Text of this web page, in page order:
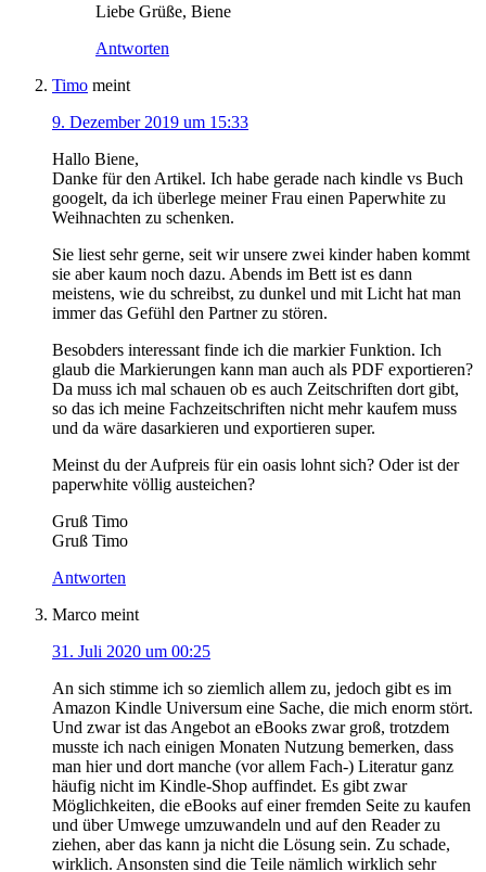
Liebe Grüße, Biene
Antworten
Timo meint
9. Dezember 2019 um 15:33
Hallo Biene,
Danke für den Artikel. Ich habe gerade nach kindle vs Buch
googelt, da ich überlege meiner Frau einen Paperwhite zu
Weihnachten zu schenken.
Sie liest sehr gerne, seit wir unsere zwei kinder haben kommt
sie aber kaum noch dazu. Abends im Bett ist es dann
meistens, wie du schreibst, zu dunkel und mit Licht hat man
immer das Gefühl den Partner zu stören.
Besobders interessant finde ich die markier Funktion. Ich
glaub die Markierungen kann man auch als PDF exportieren?
Da muss ich mal schauen ob es auch Zeitschriften dort gibt,
so das ich meine Fachzeitschriften nicht mehr kaufem muss
und da wäre dasarkieren und exportieren super.
Meinst du der Aufpreis für ein oasis lohnt sich? Oder ist der
paperwhite völlig austeichen?
Gruß Timo
Gruß Timo
Antworten
Marco meint
31. Juli 2020 um 00:25
An sich stimme ich so ziemlich allem zu, jedoch gibt es im
Amazon Kindle Universum eine Sache, die mich enorm stört.
Und zwar ist das Angebot an eBooks zwar groß, trotzdem
musste ich nach einigen Monaten Nutzung bemerken, dass
man hier und dort manche (vor allem Fach-) Literatur ganz
häufig nicht im Kindle-Shop auffindet. Es gibt zwar
Möglichkeiten, die eBooks auf einer fremden Seite zu kaufen
und über Umwege umzuwandeln und auf den Reader zu
ziehen, aber das kann ja nicht die Lösung sein. Zu schade,
wirklich. Ansonsten sind die Teile nämlich wirklich sehr